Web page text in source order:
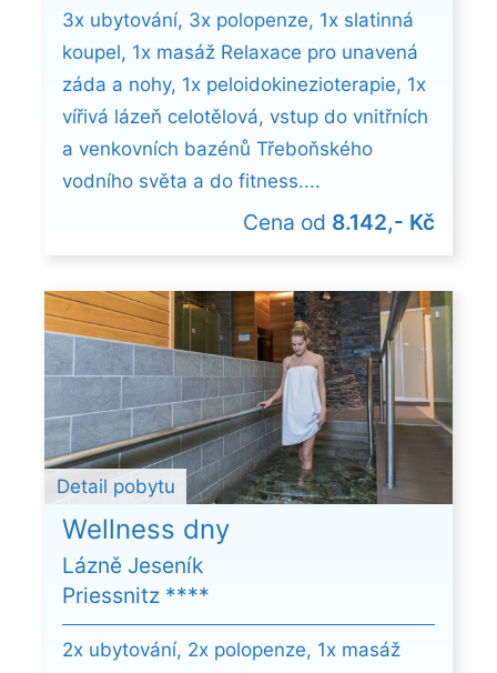
3x ubytování, 3x polopenze, 1x slatinná
koupel, 1x masáž Relaxace pro unavená
záda a nohy, 1x peloidokinezioterapie, 1x
vířivá lázeň celotělová, vstup do vnitřních
a venkovních bazénů Třeboňského
vodního světa a do fitness....
Cena od 8.142,- Kč
Wellness dny
Lázně Jeseník
Priessnitz ****
2x ubytování, 2x polopenze, 1x masáž
Detail pobytu